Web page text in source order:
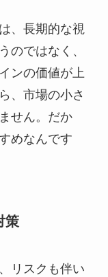
、長期的な視
のではなく、
ンの価値が上
、市場の小さ
せん。だか
めなんです
策
リスクも伴い